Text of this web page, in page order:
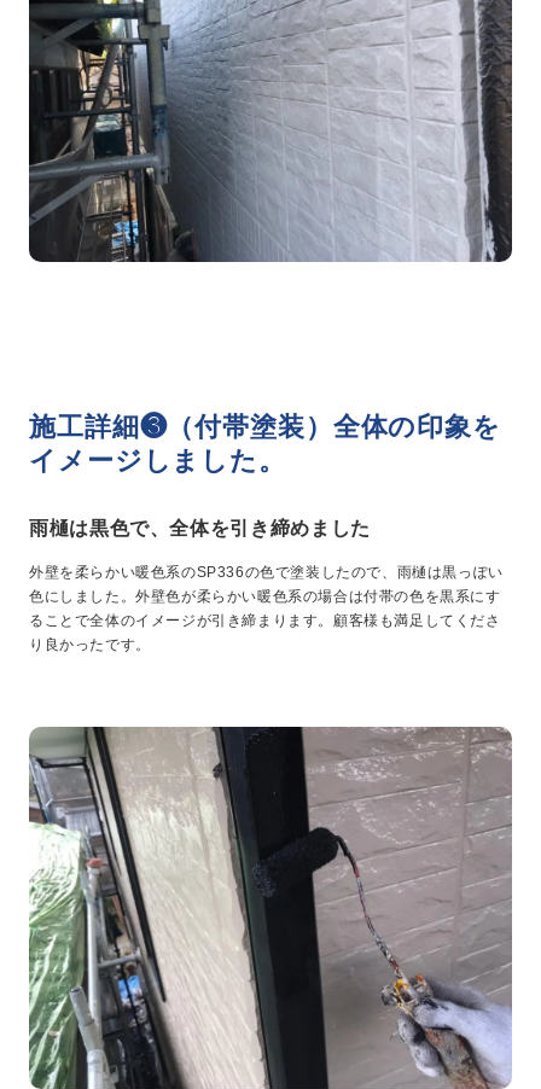
施工詳細❸（付帯塗装）全体の印象を
イメージしました。
雨樋は黒色で、全体を引き締めました
外壁を柔らかい暖色系のSP336の色で塗装したので、雨樋は黒っぽい
色にしました。外壁色が柔らかい暖色系の場合は付帯の色を黒系にす
ることで全体のイメージが引き締まります。顧客様も満足してくださ
り良かったです。